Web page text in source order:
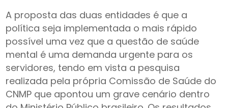
A proposta das duas entidades é que a
política seja implementada o mais rápido
possível uma vez que a questão de saúde
mental é uma demanda urgente para os
servidores, tendo em vista a pesquisa
realizada pela própria Comissão de Saúde do
CNMP que apontou um grave cenário dentro